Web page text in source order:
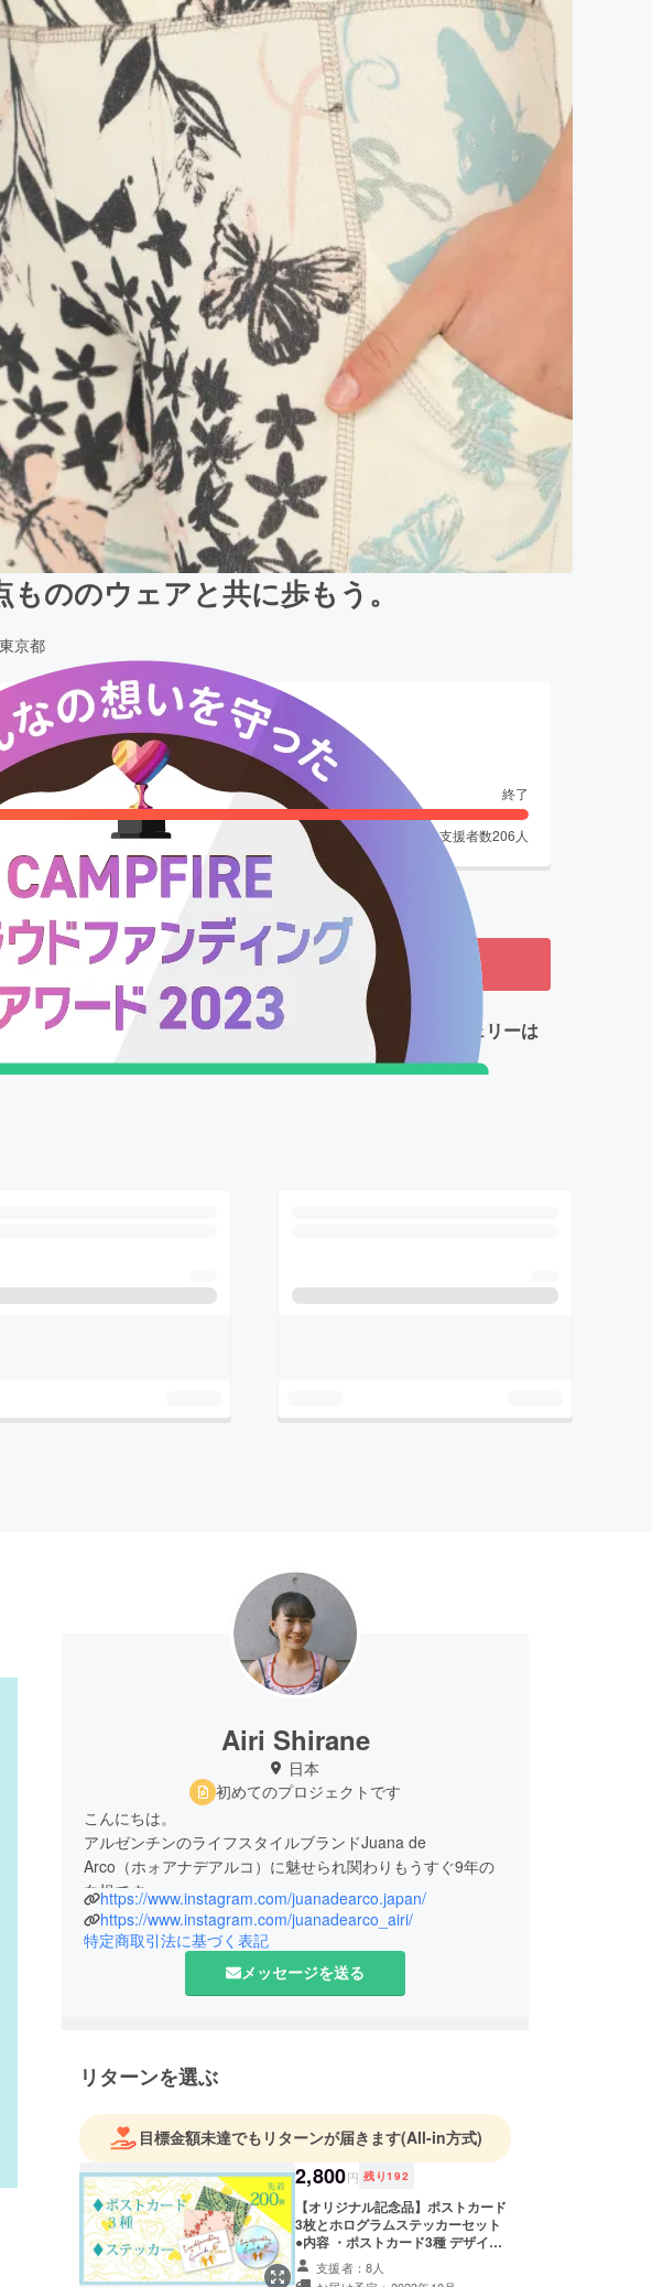
ののウェアと共に歩もう。
東京都
終了
支援者数206 人
09/30 に募集を終了しました
い 29
ト！カラフルでフリーダムな1点もののウェアやランジェリーは
をぜひご覧ください！
Airi Shirane
日本
初めてのプロジェクトです
こんにちは。
アルゼンチンのライフスタイルブランドJuana de
Arco（ホォアナデアルコ）に魅せられ関わりもうすぐ9年の
白根です。
人と話すのが大好きです。
Juana de Arcoの店頭を通してお客さまにたくさんの元気と
宝物のような素敵な時間をいただきました。
しています。
どうぞよろしくお願いいたします。
趣味は登山とクライミングとフィルムカメラ。
昨年10月に初フルマラソンをサブ3.5で完走したのがちょっ
と自慢です。
体力だけはあります。
https://www.instagram.com/juanadearco.japan/
https://www.instagram.com/juanadearco_airi/
特定商取引法に基づく表記
メッセージを送る
リターンを選ぶ
目標金額未達でもリターンが届きます(All-in方式)
2,800円 残り192
【オリジナル記念品】ポストカード
3枚とホログラムステッカーセット
●内容 ・ポストカード3種 デザイ
ナーMariana Cortesによるクラウド
ファンディング記念の描き下ろしイ
支援者：8人